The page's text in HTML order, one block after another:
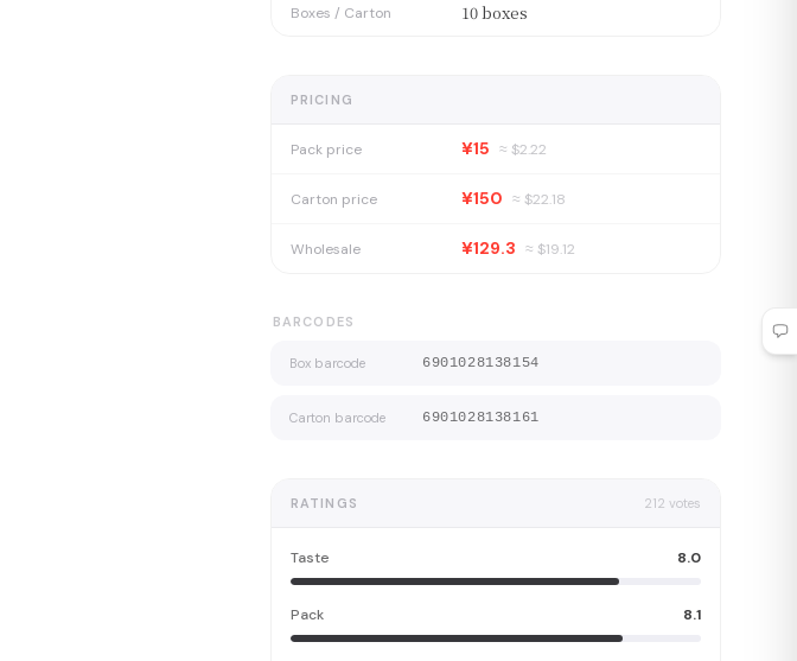
Boxes / Carton 10 boxes
PRICING
Pack price ¥15 ≈ $2.22
Carton price ¥150 ≈ $22.18
Wholesale ¥129.3 ≈ $19.12
BARCODES
Box barcode 6901028138154
Carton barcode 6901028138161
RATINGS 212 votes
Taste 8.0
Pack 8.1